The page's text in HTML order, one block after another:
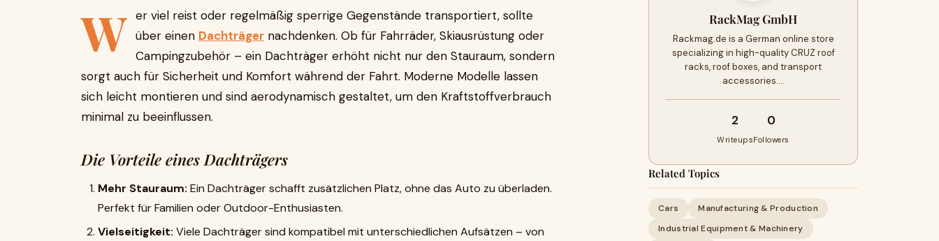
W er viel reist oder regelmäßig sperrige Gegenstände transportiert, sollte
über einen Dachträger nachdenken. Ob für Fahrräder, Skiausrüstung oder
Campingzubehör – ein Dachträger erhöht nicht nur den Stauraum, sondern
sorgt auch für Sicherheit und Komfort während der Fahrt. Moderne Modelle lassen
sich leicht montieren und sind aerodynamisch gestaltet, um den Kraftstoffverbrauch
minimal zu beeinflussen.
Die Vorteile eines Dachträgers
Mehr Stauraum: Ein Dachträger schafft zusätzlichen Platz, ohne das Auto zu überladen.
Perfekt für Familien oder Outdoor-Enthusiasten.
Vielseitigkeit: Viele Dachträger sind kompatibel mit unterschiedlichen Aufsätzen – von
RackMag GmbH
Rackmag.de is a German online store
specializing in high-quality CRUZ roof
racks, roof boxes, and transport
accessories.…
2
Writeups
0
Followers
Related Topics
Cars
Manufacturing & Production
Industrial Equipment & Machinery